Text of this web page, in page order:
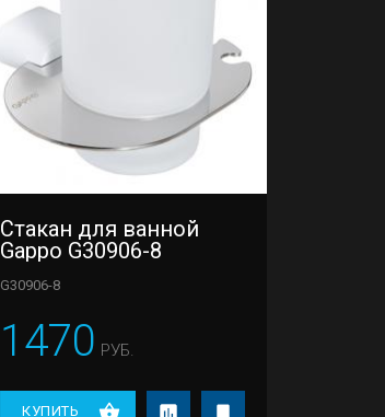
Стакан для ванной
Gappo G30906-8
G30906-8
1470 РУБ.
КУПИТЬ